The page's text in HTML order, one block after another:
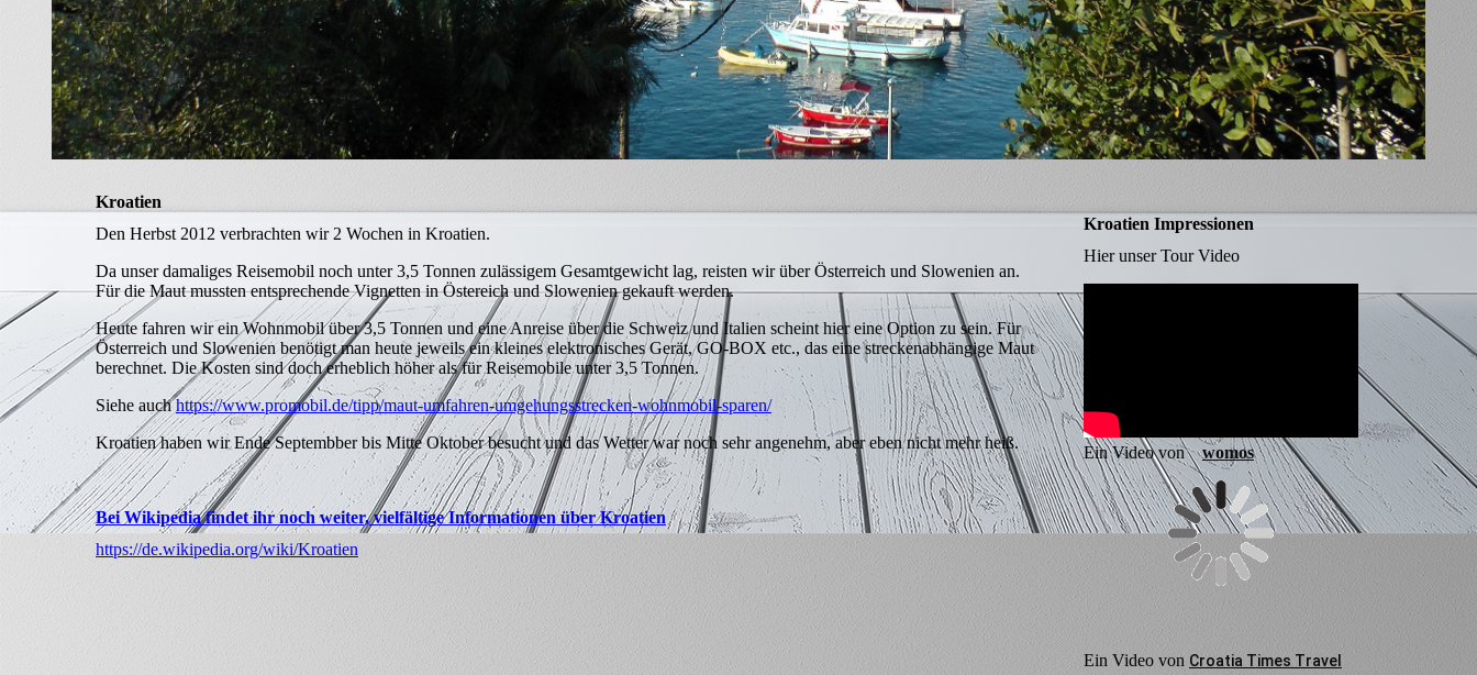
Erfahrungen mit dem
Frankia 680 ED-G
Wohnmobil Literatur
Anbieter von
Reisemobiltouren
Wohnmobil und
Camping Zubehör
und Technik
Linklisten
Impressum |
Datenschutz |
Disclaimer
Usedom
Am Bolsena See und
Rom
Gardasee
Süd Tirol
Weltreise
Kroatien
Den Herbst 2012 verbrachten wir 2 Wochen in Kroatien.
Da unser damaliges Reisemobil noch unter 3,5 Tonnen zulässigem Gesamtgewicht lag, reisten wir über Österreich und Slowenien an.
Für die Maut mussten entsprechende Vignetten in Östereich und Slowenien gekauft werden.
Heute fahren wir ein Wohnmobil über 3,5 Tonnen und eine Anreise über die Schweiz und Italien scheint hier eine Option zu sein. Für
Österreich und Slowenien benötigt man heute jeweils ein kleines elektronisches Gerät, GO-BOX etc., das eine streckenabhängige Maut
berechnet. Die Kosten sind doch erheblich höher als für Reisemobile unter 3,5 Tonnen.
Siehe auchhttps://www.promobil.de/tipp/maut-umfahren-umgehungsstrecken-wohnmobil-sparen/
Kroatien haben wir Ende Septembber bis Mitte Oktober besucht und das Wetter war noch sehr angenehm, aber eben nicht mehr heiß.
Bei Wikipedia findet ihr noch weiter, vielfältige Informationen über Kroatien
https://de.wikipedia.org/wiki/Kroatien
Kroatien Impressionen
Hier unser Tour Video
Ein Video vonwomos
Ein Video von Croatia Times Travel